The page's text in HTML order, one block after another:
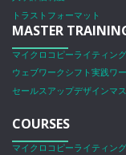
トラストフォーマット
MASTER
マイクロコピーライティン
ウェブワークシフト実践ワ
セールスアップデザインマ
COURSES
マイクロコピーライティング